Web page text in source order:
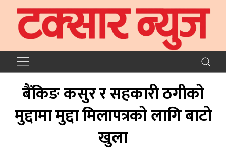
बैंकिङ कसुर र सहकारी ठगीको
मुद्दामा मुद्दा मिलापत्रको लागि बाटो
खुला